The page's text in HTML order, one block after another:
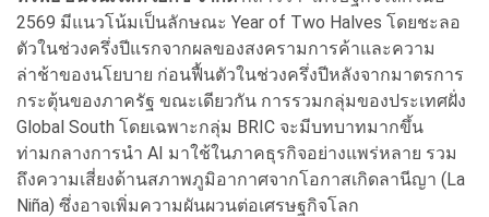
2569 มีแนวโน้มเป็นลักษณะ Year of Two Halves โดยชะลอ
ตัวในช่วงครึ่งปีแรกจากผลของสงครามการค้าและความ
ล่าช้าของนโยบาย ก่อนฟื้นตัวในช่วงครึ่งปีหลังจากมาตรการ
กระตุ้นของภาครัฐ ขณะเดียวกัน การรวมกลุ่มของประเทศฝั่ง
Global South โดยเฉพาะกลุ่ม BRIC จะมีบทบาทมากขึ้น
ท่ามกลางการนำ AI มาใช้ในภาคธุรกิจอย่างแพร่หลาย รวม
ถึงความเสี่ยงด้านสภาพภูมิอากาศจากโอกาสเกิดลานีญา (La
Niña) ซึ่งอาจเพิ่มความผันผวนต่อเศรษฐกิจโลก